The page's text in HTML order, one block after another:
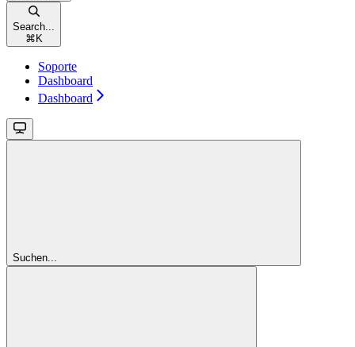
Search...
⌘ K
Soporte
Dashboard
Dashboard
Suchen...